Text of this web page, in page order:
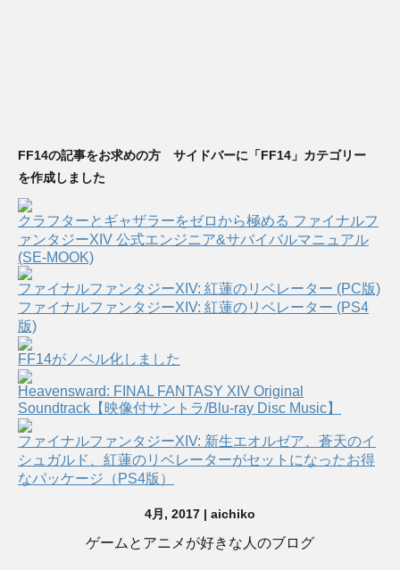
FF14の記事をお求めの方 サイドバーに「FF14」カテゴリー
を作成しました
クラフターとギャザラーをゼロから極める ファイナルフ
ァンタジーXIV 公式エンジニア&サバイバルマニュアル
(SE-MOOK)
ファイナルファンタジーXIV: 紅蓮のリベレーター (PC版)
ファイナルファンタジーXIV: 紅蓮のリベレーター (PS4
版)
FF14がノベル化しました
Heavensward: FINAL FANTASY XIV Original
Soundtrack【映像付サントラ/Blu-ray Disc Music】
ファイナルファンタジーXIV: 新生エオルゼア、蒼天のイ
シュガルド、紅蓮のリベレーターがセットになったお得
なパッケージ（PS4版）
4月, 2017 | aichiko
ゲームとアニメが好きな人のブログ